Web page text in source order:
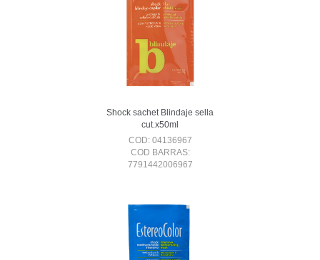
Shock sachet Blindaje sella
cut.x50ml
COD: 04136967
COD BARRAS:
7791442006967